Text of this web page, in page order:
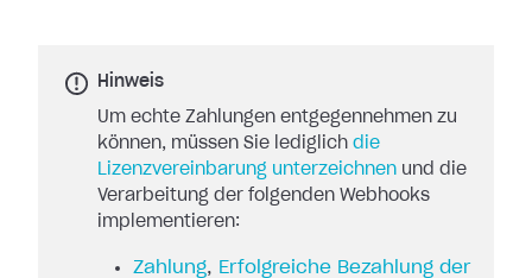
Hinweis
Um echte Zahlungen entgegennehmen zu
können, müssen Sie lediglich die
Lizenzvereinbarung unterzeichnen und die
Verarbeitung der folgenden Webhooks
implementieren:
Zahlung, Erfolgreiche Bezahlung der